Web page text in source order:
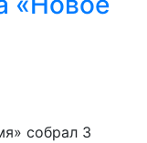
собрал 3